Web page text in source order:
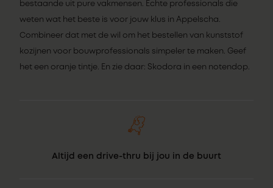
bestaande uit pure vakmensen. Echte professionals die
weten wat het beste is voor jouw klus in Appelscha.
Combineer dat met de wil om het bestellen van kunststof
kozijnen voor bouwprofessionals simpeler te maken. Geef
het een oranje tintje. En zie daar: Skodora in een notendop.
Altijd een drive-thru bij jou in de buurt